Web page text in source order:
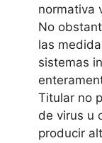
normativa
No
las
sistemas
Titular no
de virus u
producir